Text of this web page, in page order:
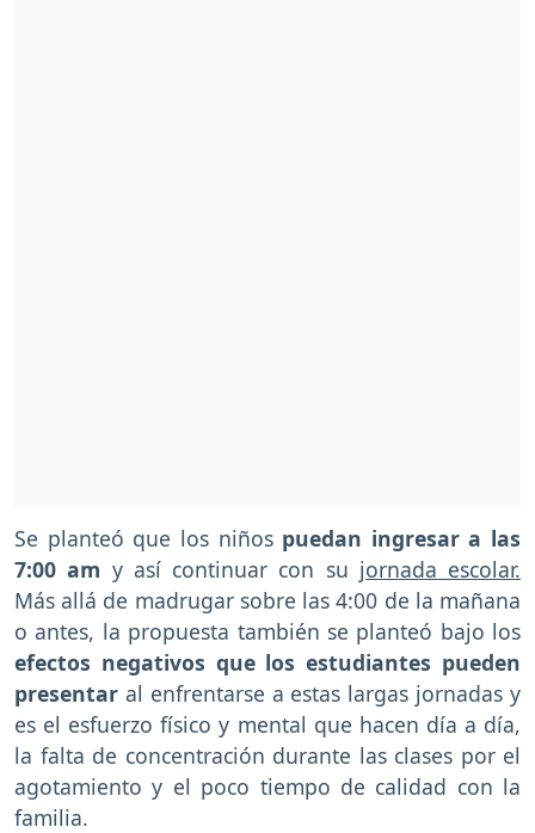
Se planteó que los niños puedan ingresar a las
7:00 am y así continuar con su jornada escolar.
Más allá de madrugar sobre las 4:00 de la mañana
o antes, la propuesta también se planteó bajo los
efectos negativos que los estudiantes pueden
presentar al enfrentarse a estas largas jornadas y
es el esfuerzo físico y mental que hacen día a día,
la falta de concentración durante las clases por el
agotamiento y el poco tiempo de calidad con la
familia.